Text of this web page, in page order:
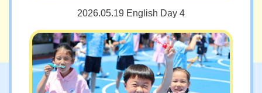
2026.05.19 English Day 4